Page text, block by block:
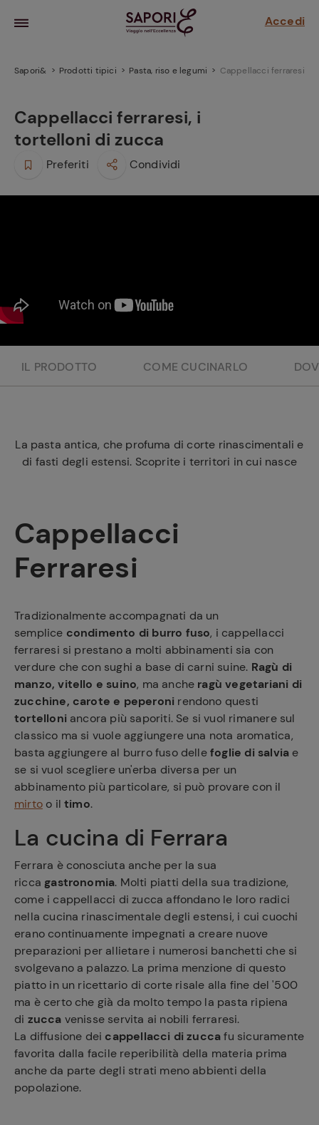
Accedi
ricetta
il
Sapori& Prodotti tipici Pasta, riso e legumi Cappellacci ferraresi, i
Cappellacci ferraresi, i
tortelloni di zucca
Preferiti Condividi
IL PRODOTTO COME CUCINARLO
La pasta antica, che profuma di corte rinascimentali e
di fasti degli estensi. Scoprite i territori in cui nasce
Cappellacci
Ferraresi
Tradizionalmente accompagnati da un
semplice condimento di burro fuso, i cappellacci
ferraresi si prestano a molti abbinamenti sia con
verdure che con sughi a base di carni suine. Ragù di
manzo, vitello e suino, ma anche ragù vegetariani di
zucchine, carote e peperoni rendono questi
tortelloniancora più saporiti. Se si vuol rimanere sul
classico ma si vuole aggiungere una nota aromatica,
basta aggiungere al burro fuso dellefoglie di salvia e
se si vuol scegliere un'erba diversa per un
abbinamento più particolare, si può provare con il
mirtoo iltimo.
La cucina di Ferrara
Ferrara è conosciuta anche per la sua
ricca gastronomia. Molti piatti della sua tradizione,
come i cappellacci di zucca affondano le loro radici
nella cucina rinascimentale degli estensi, i cui cuochi
erano continuamente impegnati a creare nuove
preparazioni per allietare i numerosi banchetti che si
svolgevano a palazzo. La prima menzione di questo
piatto in un ricettario di corte risale alla fine del '500
ma è certo che già da molto tempo la pasta ripiena
di zucca venisse servita ai nobili ferraresi.
La diffusione dei cappellacci di zuccafu sicuramente
favorita dalla facile reperibilità della materia prima
anche da parte degli strati meno abbienti della
popolazione.